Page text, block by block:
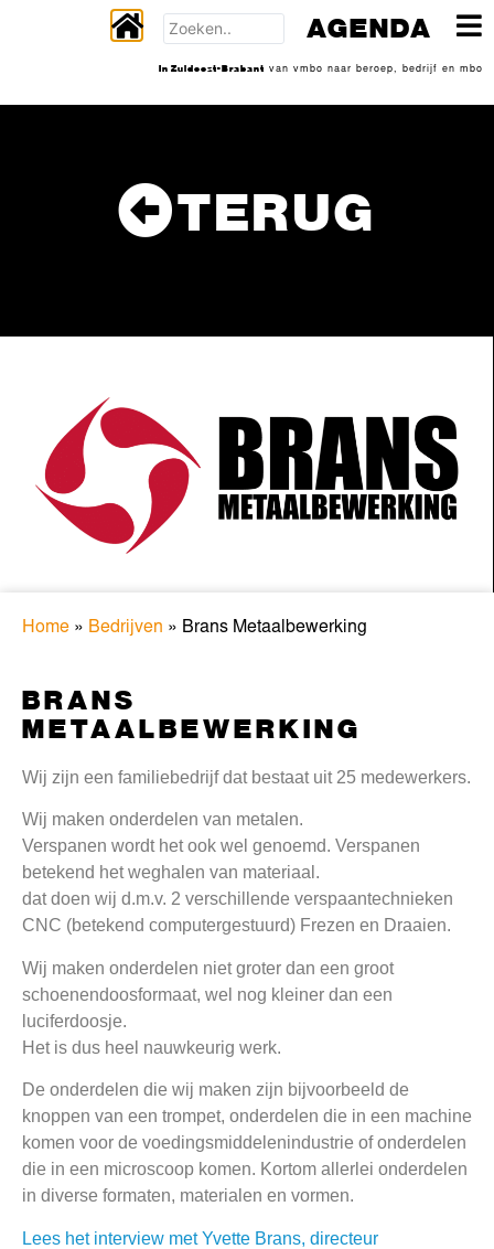
TERUG
Home » Bedrijven » Brans Metaalbewerking
BRANS
METAALBEWERKING
Wij zijn een familiebedrijf dat bestaat uit 25 medewerkers.
Wij maken onderdelen van metalen.
Verspanen wordt het ook wel genoemd. Verspanen
betekend het weghalen van materiaal.
dat doen wij d.m.v. 2 verschillende verspaantechnieken
CNC (betekend computergestuurd) Frezen en Draaien.
Wij maken onderdelen niet groter dan een groot
schoenendoosformaat, wel nog kleiner dan een
luciferdoosje.
Het is dus heel nauwkeurig werk.
De onderdelen die wij maken zijn bijvoorbeeld de
knoppen van een trompet, onderdelen die in een machine
komen voor de voedingsmiddelenindustrie of onderdelen
die in een microscoop komen. Kortom allerlei onderdelen
in diverse formaten, materialen en vormen.
Lees het interview met Yvette Brans, directeur
AGENDA
In Zuidoost-Brabant van vmbo naar beroep, bedrijf en mbo